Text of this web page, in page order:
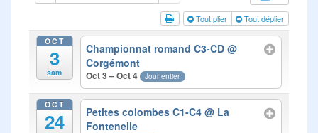
Tout plier Tout déplier
OCT
3
sam
Championnat romand C3-CD@
Corgémont
Oct 3 – Oct 4 Jour entier
OCT
24 Petites colombes C1-C4@ La
Fontenelle
Photos
Médias
Contact